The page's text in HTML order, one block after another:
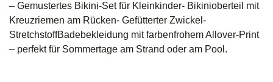
– Gemustertes Bikini-Set für Kleinkinder- Bikinioberteil mit
Kreuzriemen am Rücken- Gefütterter Zwickel-
StretchstoffBadebekleidung mit farbenfrohem Allover-Print
– perfekt für Sommertage am Strand oder am Pool.